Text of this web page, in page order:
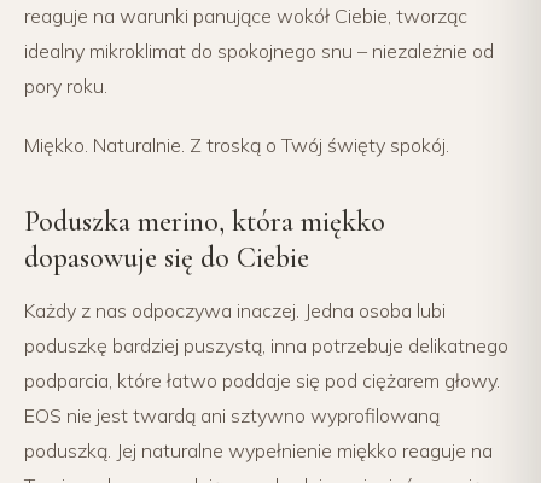
reaguje na warunki panujące wokół Ciebie, tworząc
idealny mikroklimat do spokojnego snu – niezależnie od
pory roku.
Miękko. Naturalnie. Z troską o Twój święty spokój.
Poduszka merino, która miękko
dopasowuje się do Ciebie
Każdy z nas odpoczywa inaczej. Jedna osoba lubi
poduszkę bardziej puszystą, inna potrzebuje delikatnego
podparcia, które łatwo poddaje się pod ciężarem głowy.
EOS nie jest twardą ani sztywno wyprofilowaną
poduszką. Jej naturalne wypełnienie miękko reaguje na